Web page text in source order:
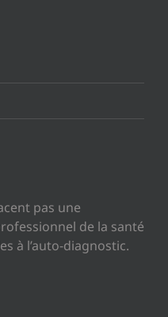
pas une
de la santé
à l’auto-diagnostic.